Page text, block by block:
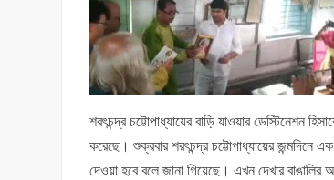
শরৎচন্দ্র চট্টোপাধ্যায়ের বাড়ি যাওয়ার ডেস্টিনেশন
করেছে। শুক্রবার শরৎচন্দ্র চট্টোপাধ্যায়ের জন্মদিনে
দেওয়া হবে বলে জানা গিয়েছে। এখন দেখার বাঙালির